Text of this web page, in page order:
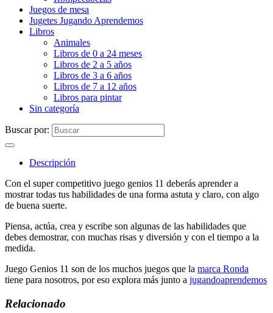
Juegos de mesa
Jugetes Jugando Aprendemos
Libros
Animales
Libros de 0 a 24 meses
Libros de 2 a 5 años
Libros de 3 a 6 años
Libros de 7 a 12 años
Libros para pintar
Sin categoría
Buscar por:
Descripción
Con el super competitivo juego genios 11 deberás aprender a
mostrar todas tus habilidades de una forma astuta y claro, con algo
de buena suerte.
Piensa, actúa, crea y escribe son algunas de las habilidades que
debes demostrar, con muchas risas y diversión y con el tiempo a la
medida.
Juego Genios 11 son de los muchos juegos que la marca Ronda
tiene para nosotros, por eso explora más junto a jugandoaprendemos
Relacionado